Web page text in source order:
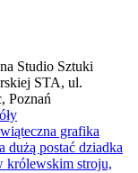
Studio Sztuki
STA, ul.
Poznań